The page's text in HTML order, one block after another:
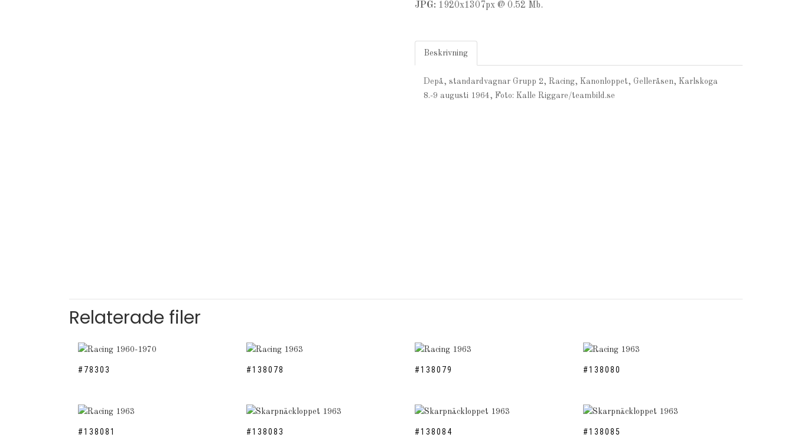
JPG: 1920x1307px @ 0.52 Mb.
Beskrivning
Depå, standardvagnar Grupp 2, Racing, Kanonloppet, Gelleråsen, Karlskoga
8.-9 augusti 1964, Foto: Kalle Riggare/teambild.se
Relaterade filer
#78303 #138078 #138079 #138080
#138081 #138083 #138084 #138085